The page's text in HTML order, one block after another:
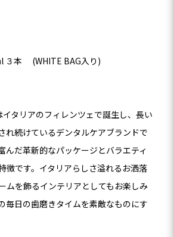
３本 (WHITE BAG入り)
イタリアのフィレンツェで誕生し、長い
れ続けているデンタルケアブランドで
んだ革新的なパッケージとバラエティ
徴です。イタリアらしさ溢れるお洒落
ムを飾るインテリアとしてもお楽しみ
毎日の歯磨きタイムを素敵なものにす